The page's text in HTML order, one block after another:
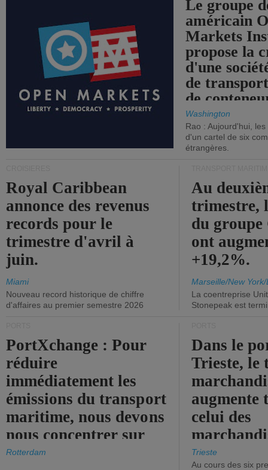
Le groupe
américain
Markets
propose la
d'une
de
de
Washington
Rao : Aujourd'hui,
d'un cartel de six
étrangères.
Royal Caribbean
annonce des revenus
records pour le
trimestre d'avril à
juin.
Miami
Nouveau record historique de chiffre
d'affaires au premier semestre 2026
Au
trimestre,
du
ont
+19,2%.
Marseille/New
La coentreprise
Stonepeak est
PortXchange : Pour
réduire
immédiatement les
émissions du transport
maritime, nous devons
nous concentrer sur
les ports.
Rotterdam
Dans le
Trieste, le
augmente
celui des
diminue.
Trieste
Au cours des six